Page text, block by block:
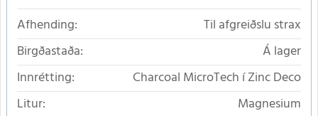
Afhending:
Til afgreiðslu strax
Birgðastaða:
Á lager
Innrétting:
Charcoal MicroTech í Zinc Deco
Litur:
Magnesium